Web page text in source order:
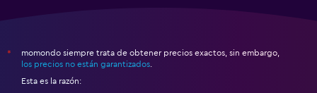
*
momondo siempre trata de obtener precios exactos, sin embargo,
los precios no están garantizados
Esta es la razón: